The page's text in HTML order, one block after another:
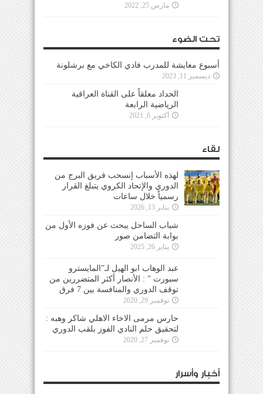
مارس 25, 2022
تحت الضوء
أسبوع معايشة للمدرب فادي الكاخي مع برشلونة
ديسمبر 11, 2023
الحداد معلقاً على القناة العراقية
الرياضية الرابعة
أكتوبر 6, 2021
لقاء
لهذه الأسباب إنسحب فريق البرج من
الدوري والإتحاد الكروي يتبلغ القرار
رسمياً خلال ساعات
يناير 13, 2026
شباب الساحل يبحث عن فوزه الأول من
بوابة التضامن صور
يناير 26, 2025
عبد الوهاب ابو الهيل لـ”المايسترو
سبورت ” : الأنصار أكثر المتضررين من
توقف الدوري والمنافسة بين 7 فرق
نوفمبر 29, 2020
حارس مرمى الاخاء الاهلي شاكر وهبه :
لتحقيق حلم النادي الفوز بلقب الدوري
نوفمبر 27, 2020
أخبار وأسرار